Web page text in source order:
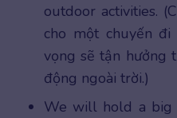
outdoor activities.
cho một chuyến
vọng sẽ tận hưởng
động ngoài trời.)
We will hold a big